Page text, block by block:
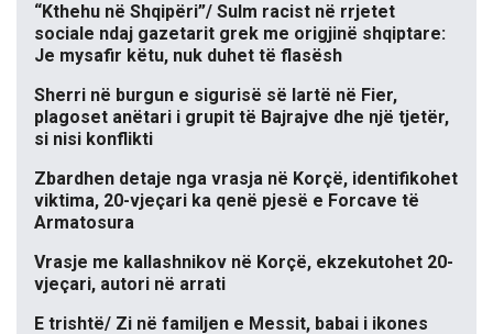
“Kthehu në Shqipëri”/ Sulm racist në rrjetet
sociale ndaj gazetarit grek me origjinë shqiptare:
Je mysafir këtu, nuk duhet të flasësh
Sherri në burgun e sigurisë së lartë në Fier,
plagoset anëtari i grupit të Bajrajve dhe një tjetër,
si nisi konflikti
Zbardhen detaje nga vrasja në Korçë, identifikohet
viktima, 20-vjeçari ka qenë pjesë e Forcave të
Armatosura
Vrasje me kallashnikov në Korçë, ekzekutohet 20-
vjeçari, autori në arrati
E trishtë/ Zi në familjen e Messit, babai i ikones